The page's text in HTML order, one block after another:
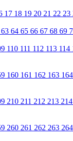
17 18 19 20 21 22 23
63 64 65 66 67 68 69
110 111 112 113 114
160 161 162 163 164
210 211 212 213 214
260 261 262 263 264